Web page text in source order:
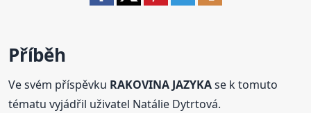
Příběh
Ve svém příspěvku RAKOVINA JAZYKAse k tomuto
tématu vyjádřil uživatel Natálie Dytrtová.